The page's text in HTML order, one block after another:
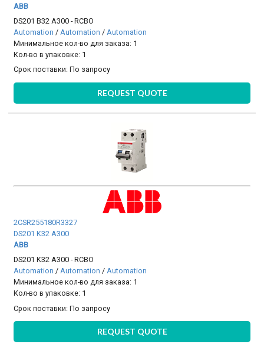
ABB
DS201 B32 A300 - RCBO
Automation /Automation /Automation
Минимальное кол-во для заказа: 1
Кол-во в упаковке: 1
Срок поставки:По запросу
REQUEST QUOTE
2CSR255180R3327
DS201 K32 A300
ABB
DS201 K32 A300 - RCBO
Automation /Automation /Automation
Минимальное кол-во для заказа: 1
Кол-во в упаковке: 1
Срок поставки:По запросу
REQUEST QUOTE